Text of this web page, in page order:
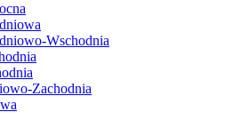
Wschodnia
Zachodnia